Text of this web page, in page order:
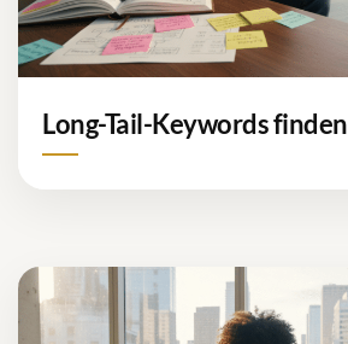
Long-Tail-Keywords finden